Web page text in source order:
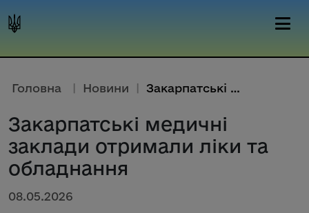
Головна | Новини | Закарпатські медичні заклади о...
Закарпатські медичні
заклади отримали ліки та
обладнання
08.05.2026